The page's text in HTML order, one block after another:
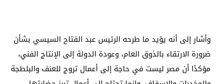
وأشار إلى أنه يؤيد ما طرحه الرئيس عبد الفتاح السيسي بشأن
ضرورة الارتقاء بالذوق العام، وعودة الدولة إلى الإنتاج الفني،
مؤكدًا أن مصر ليست في حاجة إلى أعمال تروج للعنف والبلطجة